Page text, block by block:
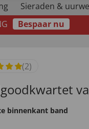
Sieraden &
Bespaar nu
(2)
binnenkant band